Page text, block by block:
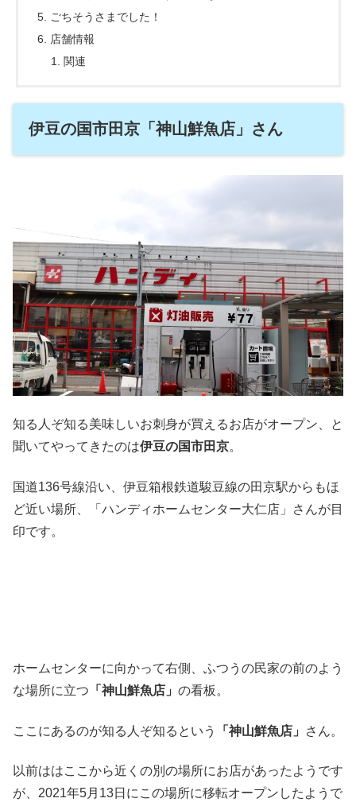
ごちそうさまでした！
店舗情報
関連
伊豆の国市田京「神山鮮魚店」さん
知る人ぞ知る美味しいお刺身が買えるお店がオープン、と
聞いてやってきたのは伊豆の国市田京。
国道136号線沿い、伊豆箱根鉄道駿豆線の田京駅からもほ
ど近い場所、「ハンディホームセンター大仁店」さんが目
印です。
ホームセンターに向かって右側、ふつうの民家の前のよう
な場所に立つ 「神山鮮魚店」 の看板。
ここにあるのが知る人ぞ知るという 「神山鮮魚店」 さん。
以前ははここから近くの別の場所にお店があったようです
が、2021年5月13日にこの場所に移転オープンしたようで